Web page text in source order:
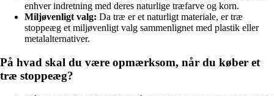
enhver indretning med deres naturlige træfarve og korn.
Miljøvenligt valg: Da træ er et naturligt materiale, er træ
stoppeæg et miljøvenligt valg sammenlignet med plastik eller
metalalternativer.
På hvad skal du være opmærksom, når du køber et
træ stoppeæg?